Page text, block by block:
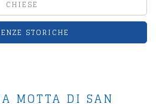
CHIESE
STORICHE
MOTTA DI SAN